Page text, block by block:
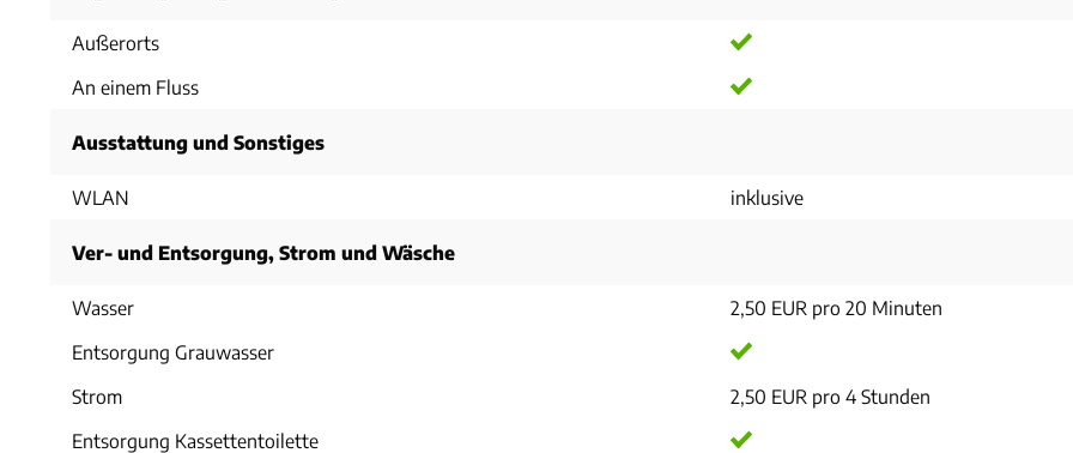
Außerorts
An einem Fluss
Ausstattung und Sonstiges
WLAN inklusive
Ver- und Entsorgung, Strom und Wäsche
Wasser
2,50 EUR pro 20 Minuten
Entsorgung Grauwasser
Strom
2,50 EUR pro 4 Stunden
Entsorgung Kassettentoilette